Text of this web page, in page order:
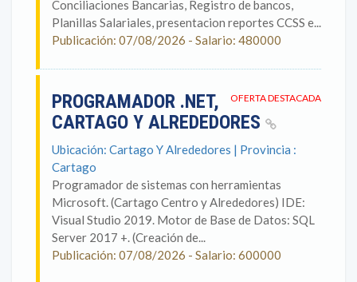
Conciliaciones Bancarias, Registro de bancos,
Planillas Salariales, presentacion reportes CCSS e...
Publicación: 07/08/2026 - Salario: 480000
OFERTA DESTACADA
PROGRAMADOR .NET,
CARTAGO Y ALREDEDORES
Ubicación: Cartago Y Alrededores | Provincia :
Cartago
Programador de sistemas con herramientas
Microsoft. (Cartago Centro y Alrededores) IDE:
Visual Studio 2019. Motor de Base de Datos: SQL
Server 2017 +. (Creación de...
Publicación: 07/08/2026 - Salario: 600000